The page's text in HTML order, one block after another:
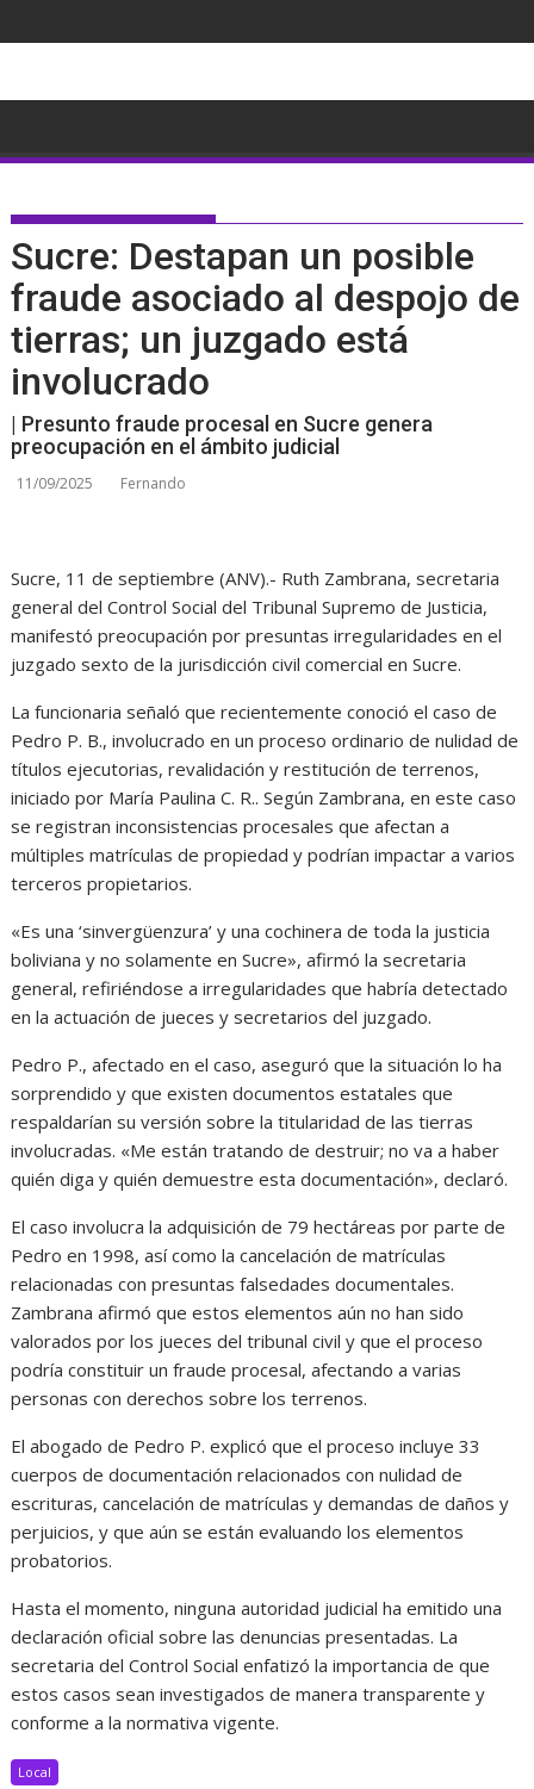
al
Sucre: Destapan un posible
fraude asociado al despojo de
tierras; un juzgado está
involucrado
| Presunto fraude procesal en Sucre genera
preocupación en el ámbito judicial
11/09/2025 Fernando
Sucre, 11 de septiembre (ANV).- Ruth Zambrana, secretaria
general del Control Social del Tribunal Supremo de Justicia,
manifestó preocupación por presuntas irregularidades en el
juzgado sexto de la jurisdicción civil comercial en Sucre.
La funcionaria señaló que recientemente conoció el caso de
Pedro P. B., involucrado en un proceso ordinario de nulidad de
títulos ejecutorias, revalidación y restitución de terrenos,
iniciado por María Paulina C. R.. Según Zambrana, en este caso
se registran inconsistencias procesales que afectan a
múltiples matrículas de propiedad y podrían impactar a varios
terceros propietarios.
«Es una ‘sinvergüenzura’ y una cochinera de toda la justicia
boliviana y no solamente en Sucre», afirmó la secretaria
general, refiriéndose a irregularidades que habría detectado
en la actuación de jueces y secretarios del juzgado.
Pedro P., afectado en el caso, aseguró que la situación lo ha
sorprendido y que existen documentos estatales que
respaldarían su versión sobre la titularidad de las tierras
involucradas. «Me están tratando de destruir; no va a haber
quién diga y quién demuestre esta documentación», declaró.
El caso involucra la adquisición de 79 hectáreas por parte de
Pedro en 1998, así como la cancelación de matrículas
relacionadas con presuntas falsedades documentales.
Zambrana afirmó que estos elementos aún no han sido
valorados por los jueces del tribunal civil y que el proceso
podría constituir un fraude procesal, afectando a varias
personas con derechos sobre los terrenos.
El abogado de Pedro P. explicó que el proceso incluye 33
cuerpos de documentación relacionados con nulidad de
escrituras, cancelación de matrículas y demandas de daños y
perjuicios, y que aún se están evaluando los elementos
probatorios.
Hasta el momento, ninguna autoridad judicial ha emitido una
declaración oficial sobre las denuncias presentadas. La
secretaria del Control Social enfatizó la importancia de que
estos casos sean investigados de manera transparente y
conforme a la normativa vigente.
Local